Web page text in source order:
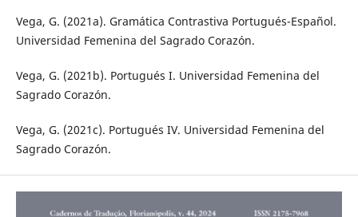
Vega, G. (2021a). Gramática Contrastiva Portugués-Español.
Universidad Femenina del Sagrado Corazón.
Vega, G. (2021b). Portugués I. Universidad Femenina del
Sagrado Corazón.
Vega, G. (2021c). Portugués IV. Universidad Femenina del
Sagrado Corazón.